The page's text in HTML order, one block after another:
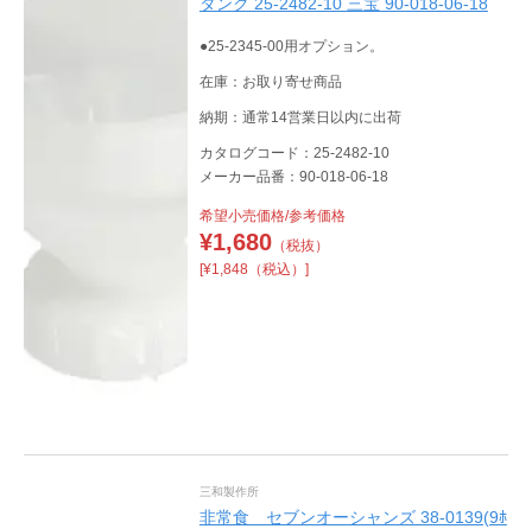
●25-2345-00用オプション。
在庫：お取り寄せ商品
納期：通常14営業日以内に出荷
カタログコード：25-2482-10
メーカー品番：90-018-06-18
希望小売価格/参考価格
¥1,680（税抜）
[¥1,848（税込）]
三和製作所
非常食 セブンオーシャンズ 38-0139(9ﾎ